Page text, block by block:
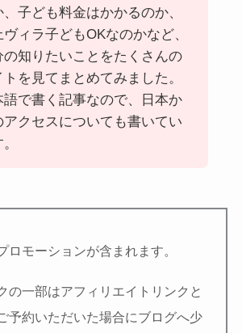
、子ども料金はかかるのか、
ヴィラ子どもOKなのかなど、
の知りたいことをたくさんの
トを見てまとめてみました。
語で書く記事なので、日本か
アクセスについても書いてい
モーションが含まれます。
の一部はアフィリエイトリンクと
予約いただいた場合にブログへ少